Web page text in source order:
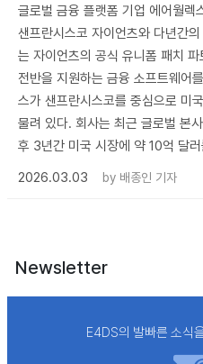
글로벌 금융 플랫폼 기업 에어월
샌프란시스코 자이언츠와 다년간
는 자이언츠의 공식 유니폼 패치
전반을 지원하는 금융 소프트웨어
스가 샌프란시스코를 중심으로 미
물려 있다. 회사는 최근 글로벌 본
후 3년간 미국 시장에 약 10억 달
2026.03.03
by 배종인 기자
Newsletter
E4DS의 발빠른 소식